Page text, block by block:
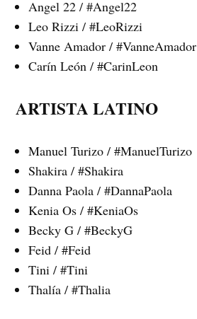
Angel 22 / #Angel22
Leo Rizzi / #LeoRizzi
Vanne Amador / #VanneAmador
Carín León / #CarinLeon
ARTISTA LATINO
Manuel Turizo / #ManuelTurizo
Shakira / #Shakira
Danna Paola / #DannaPaola
Kenia Os / #KeniaOs
Becky G / #BeckyG
Feid / #Feid
Tini / #Tini
Thalía / #Thalia